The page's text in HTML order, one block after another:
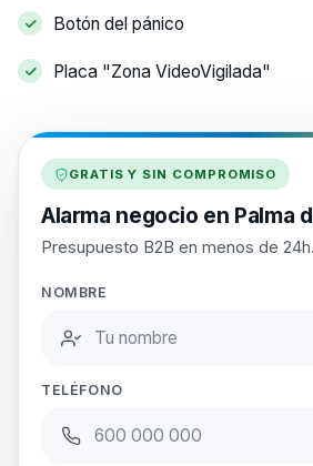
Botón del pánico
Placa "Zona VideoVigilada"
GRATIS Y SIN COMPROMISO
Alarma negocio en Palma
Presupuesto B2B en menos de 24h.
NOMBRE
TELÉFONO